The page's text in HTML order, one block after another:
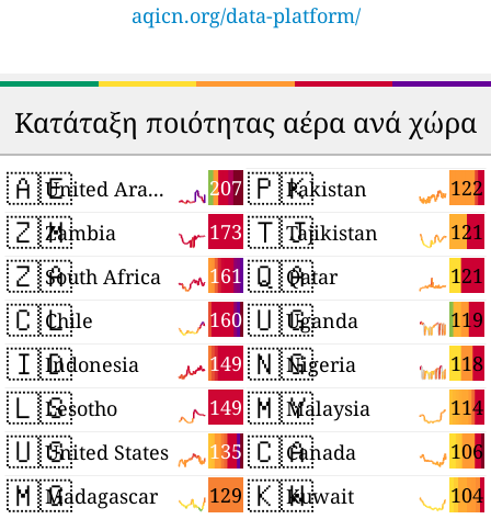
aqicn.org/data-platform/
Κατάταξη ποιότητας αέρα ανά χώρα
🇦🇪 207
United Arab Emirates
🇿🇲 173
Zambia
🇿🇦 161
South Africa
🇨🇱 160
Chile
🇮🇩 149
Indonesia
🇱🇸 149
Lesotho
🇺🇸 135
United States
🇲🇬 129
Madagascar
🇵🇰 122
Pakistan
🇹🇯 121
Tajikistan
🇶🇦 121
Qatar
🇺🇬 119
Uganda
🇳🇬 118
Nigeria
🇲🇾 114
Malaysia
🇨🇦 106
Canada
🇰🇼 104
Kuwait